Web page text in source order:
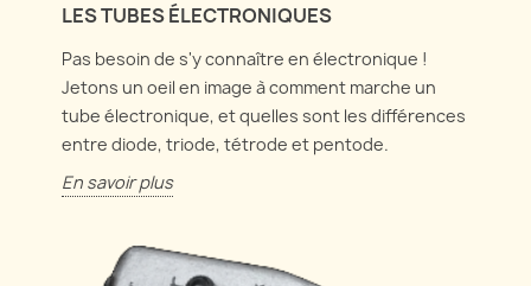
LES TUBES ÉLECTRONIQUES
Pas besoin de s'y connaître en électronique !
Jetons un oeil en image à comment marche un
tube électronique, et quelles sont les différences
entre diode, triode, tétrode et pentode.
En savoir plus